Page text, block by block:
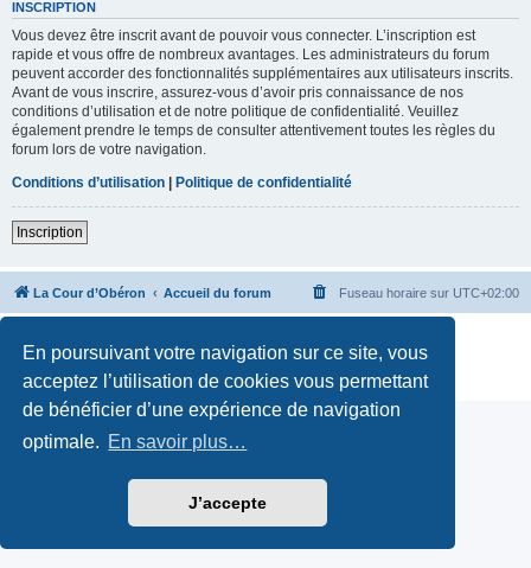
En poursuivant votre navigation sur ce site, vous
acceptez l’utilisation de cookies vous permettant
de bénéficier d’une expérience de navigation
optimale. En savoir plus…
J’accepte
INSCRIPTION
Vous devez être inscrit avant de pouvoir vous connecter. L’inscription est
rapide et vous offre de nombreux avantages. Les administrateurs du forum
peuvent accorder des fonctionnalités supplémentaires aux utilisateurs inscrits.
Avant de vous inscrire, assurez-vous d’avoir pris connaissance de nos
conditions d’utilisation et de notre politique de confidentialité. Veuillez
également prendre le temps de consulter attentivement toutes les règles du
forum lors de votre navigation.
Conditions d’utilisation | Politique de confidentialité
Inscription
La Cour d’Obéron Accueil du forum Fuseau horaire sur UTC+02:00
Traduction française officielle ©Qiaeru
Confidentialité|Conditions